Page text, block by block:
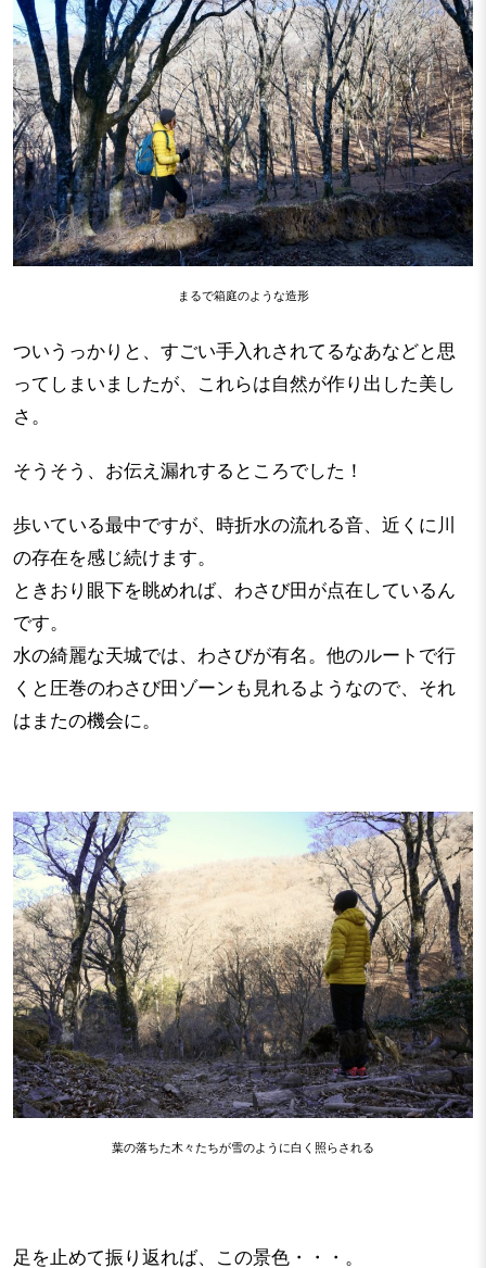
まるで箱庭のような造形
ついうっかりと、すごい手入れされてるなあなどと思
ってしまいましたが、これらは自然が作り出した美し
さ。
そうそう、お伝え漏れするところでした！
歩いている最中ですが、時折水の流れる音、近くに川
の存在を感じ続けます。
ときおり眼下を眺めれば、わさび田が点在しているん
です。
水の綺麗な天城では、わさびが有名。他のルートで行
くと圧巻のわさび田ゾーンも見れるようなので、それ
はまたの機会に。
葉の落ちた木々たちが雪のように白く照らされる
足を止めて振り返れば、この景色・・・。